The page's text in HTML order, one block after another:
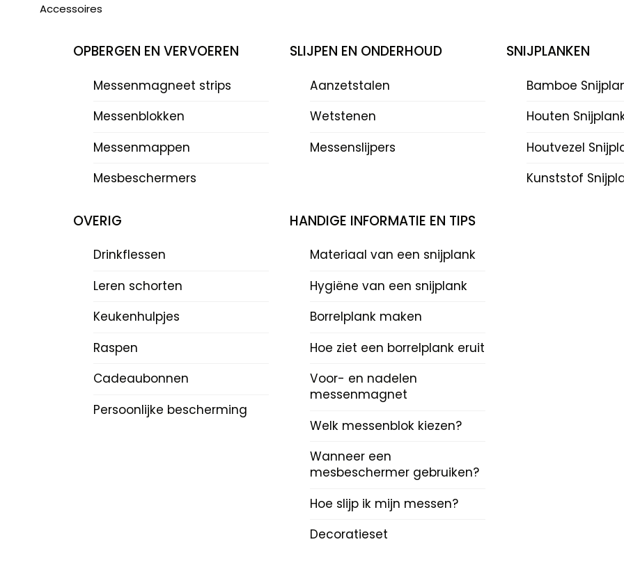
Accessoires
OPBERGEN EN VERVOEREN
Messenmagneet strips
Messenblokken
Messenmappen
Mesbeschermers
SLIJPEN EN ONDERHOUD
Aanzetstalen
Wetstenen
Messenslijpers
SNIJPLANKEN
Bamboe
Houten
Houtvezel
Kunststof
OVERIG
Drinkflessen
Leren schorten
Keukenhulpjes
Raspen
Cadeaubonnen
Persoonlijke bescherming
HANDIGE INFORMATIE EN TIPS
Materiaal van een snijplank
Hygiëne van een snijplank
Borrelplank maken
Hoe ziet een borrelplank eruit
Voor- en nadelen
messenmagnet
Welk messenblok kiezen?
Wanneer een
mesbeschermer gebruiken?
Hoe slijp ik mijn messen?
Decoratieset